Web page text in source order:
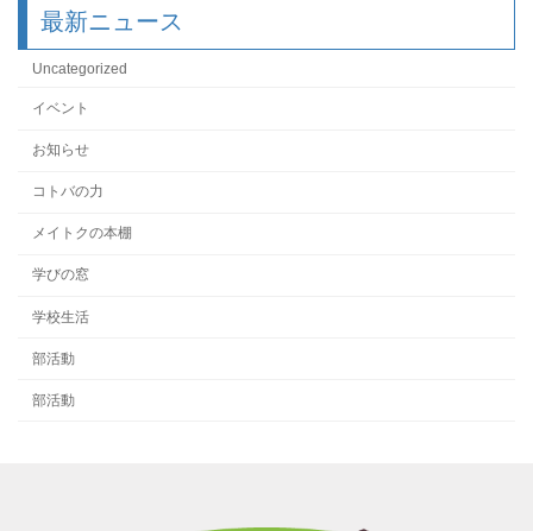
最新ニュース
Uncategorized
イベント
お知らせ
コトバの力
メイトクの本棚
学びの窓
学校生活
部活動
部活動